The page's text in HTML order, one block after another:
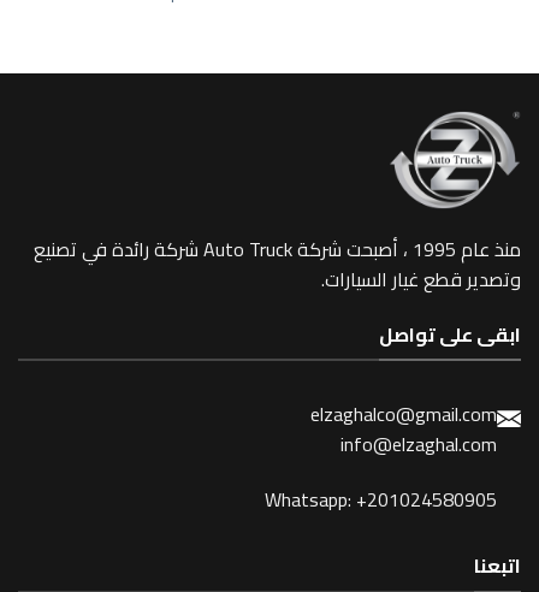
منذ عام 1995 ، أصبحت شركة Auto Truck شركة رائدة في تصنيع
غيار السيارات.
تواصل
Whatsapp: